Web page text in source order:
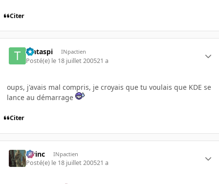
Citer
Tintaspi INpactien
Posté(e) le 18 juillet 200521 a
oups, j'avais mal compris, je croyais que tu voulais que KDE se
lance au démarrage
Citer
lorinc INpactien
Posté(e) le 18 juillet 200521 a